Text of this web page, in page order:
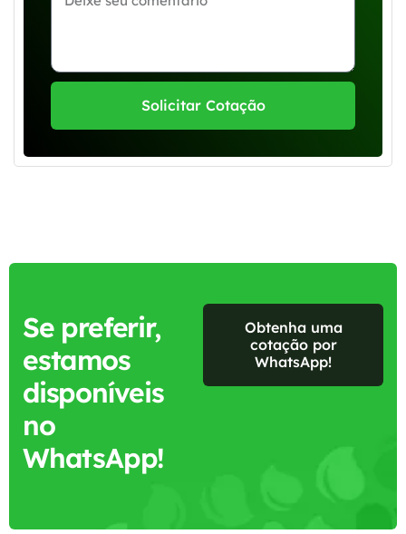
Solicitar Cotação
Se preferir,
estamos
disponíveis
no
WhatsApp!
Obtenha uma
cotação por
WhatsApp!